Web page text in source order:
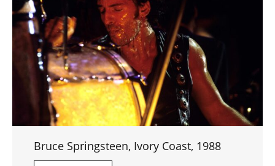
Bruce Springsteen, Ivory Coast, 1988